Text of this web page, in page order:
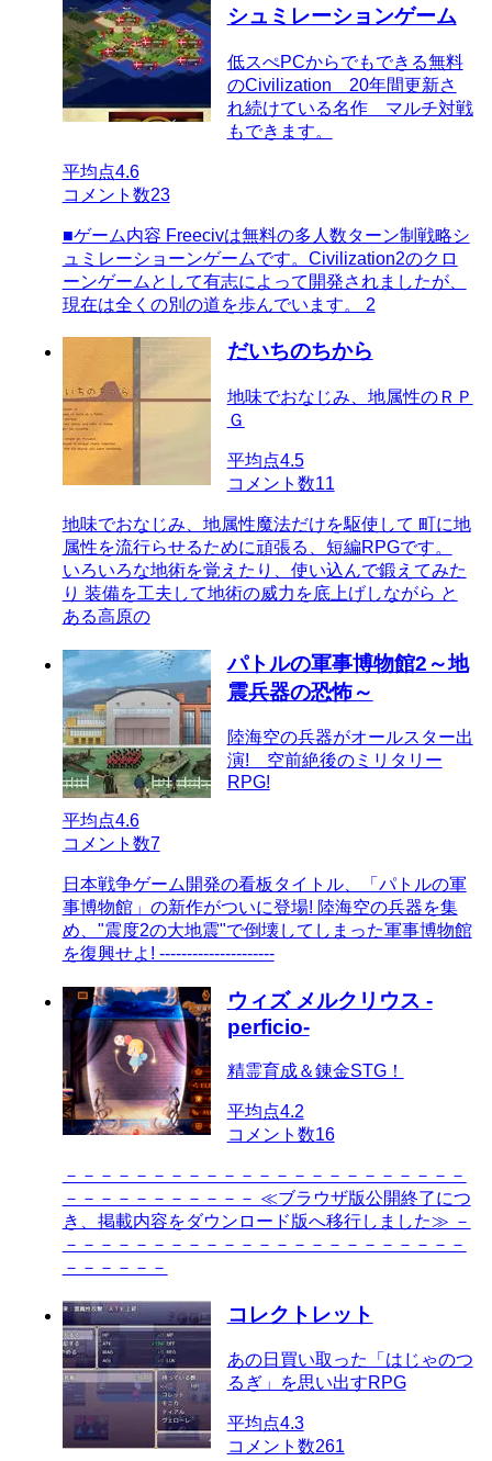
シュミレーションゲーム
低スぺPCからでもできる無料
のCivilization 20年間更新さ
れ続けている名作 マルチ対戦
もできます。
平均点4.6
コメント数23
■ゲーム内容 Freecivは無料の多人数ターン制戦略シ
ュミレーショーンゲームです。Civilization2のクロ
ーンゲームとして有志によって開発されましたが、
現在は全くの別の道を歩んでいます。 2
だいちのちから
地味でおなじみ、地属性のＲＰ
Ｇ
平均点4.5
コメント数11
地味でおなじみ、地属性魔法だけを駆使して 町に地
属性を流行らせるために頑張る、短編RPGです。
いろいろな地術を覚えたり、使い込んで鍛えてみた
り 装備を工夫して地術の威力を底上げしながら と
ある高原の
パトルの軍事博物館2～地
震兵器の恐怖～
陸海空の兵器がオールスター出
演! 空前絶後のミリタリー
RPG!
平均点4.6
コメント数7
日本戦争ゲーム開発の看板タイトル、「パトルの軍
事博物館」の新作がついに登場! 陸海空の兵器を集
め、"震度2の大地震"で倒壊してしまった軍事博物館
を復興せよ! ---------------------
ウィズ メルクリウス -
perficio-
精霊育成＆錬金STG！
平均点4.2
コメント数16
－－－－－－－－－－－－－－－－－－－－－－－
－－－－－－－－－－－ ≪ブラウザ版公開終了につ
き、掲載内容をダウンロード版へ移行しました≫ －
－－－－－－－－－－－－－－－－－－－－－－－
－－－－－－
コレクトレット
あの日買い取った「はじゃのつ
るぎ」を思い出すRPG
平均点4.3
コメント数261